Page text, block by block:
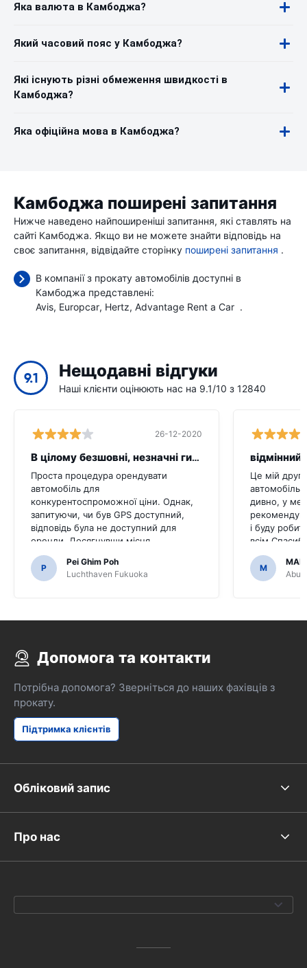
Яка валюта в Камбоджа?
Який часовий пояс у Камбоджа?
Які існують різні обмеження швидкості в
Камбоджа?
Яка офіційна мова в Камбоджа?
Камбоджа поширені запитання
Нижче наведено найпоширеніші запитання, які ставлять на
сайті Камбоджа. Якщо ви не можете знайти відповідь на
своє запитання, відвідайте сторінку поширені запитання .
В компанії з прокату автомобілів доступні в
Камбоджа представлені:
Avis Europcar Hertz Advantage Rent a Car .
9.1 Нещодавні відгуки
Наші клієнти оцінюють нас на 9.1/10 з 12840
26-12-2020
В цілому безшовні, незначні гикати
Проста процедура орендувати
автомобіль для
конкурентоспроможної ціни. Однак,
запитуючи, чи був GPS доступний,
відповідь була не доступний для
оренди. Досягнувши місця
призначення, ми виявили, що
автомобіль прийшов з GPS.Було б
жахливо, якби ми вирішили купити
P
Pei Ghim Poh
Luchthaven Fukuoka
відмінний
Це мій
автомобіль
дивно, у
і буду
легким.
M
Abu
Допомога та контакти
Потрібна допомога? Зверніться до наших фахівців з
прокату.
Підтримка клієнтів
Обліковий запис
Про нас